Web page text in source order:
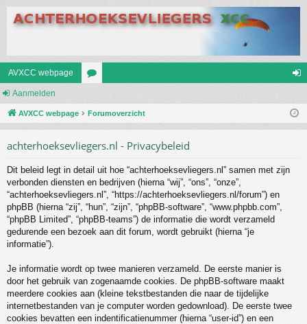
AVXCC webpage
u
s
m
Aanmelden
AVXCC webpage Forumoverzicht
achterhoeksevliegers.nl - Privacybeleid
Dit beleid legt in detail uit hoe “achterhoeksevliegers.nl” samen met zijn
verbonden diensten en bedrijven (hierna “wij”, “ons”, “onze”,
“achterhoeksevliegers.nl”, “https://achterhoeksevliegers.nl/forum”) en
phpBB (hierna “zij”, “hun”, “zijn”, “phpBB-software”, “www.phpbb.com”,
“phpBB Limited”, “phpBB-teams”) de informatie die wordt verzameld
gedurende een bezoek aan dit forum, wordt gebruikt (hierna “je
informatie”).
Je informatie wordt op twee manieren verzameld. De eerste manier is
door het gebruik van zogenaamde cookies. De phpBB-software maakt
meerdere cookies aan (kleine tekstbestanden die naar de tijdelijke
internetbestanden van je computer worden gedownload). De eerste twee
cookies bevatten een indentificatienummer (hierna “user-id”) en een